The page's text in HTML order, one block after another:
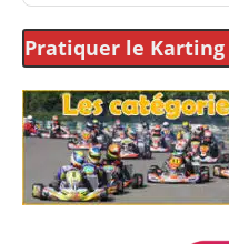
Pratiquer le Karting